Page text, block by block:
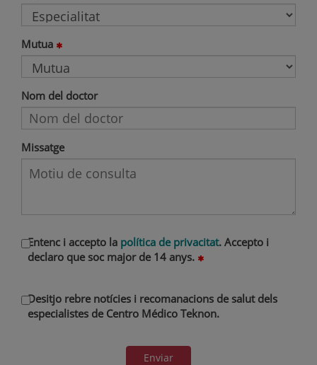
Mutua
Nom del doctor
Missatge
Entenc i accepto la política de privacitat. Accepto i
declaro que soc major de 14 anys.
Desitjo rebre notícies i recomanacions de salut dels
especialistes de Centro Médico Teknon.
Enviar